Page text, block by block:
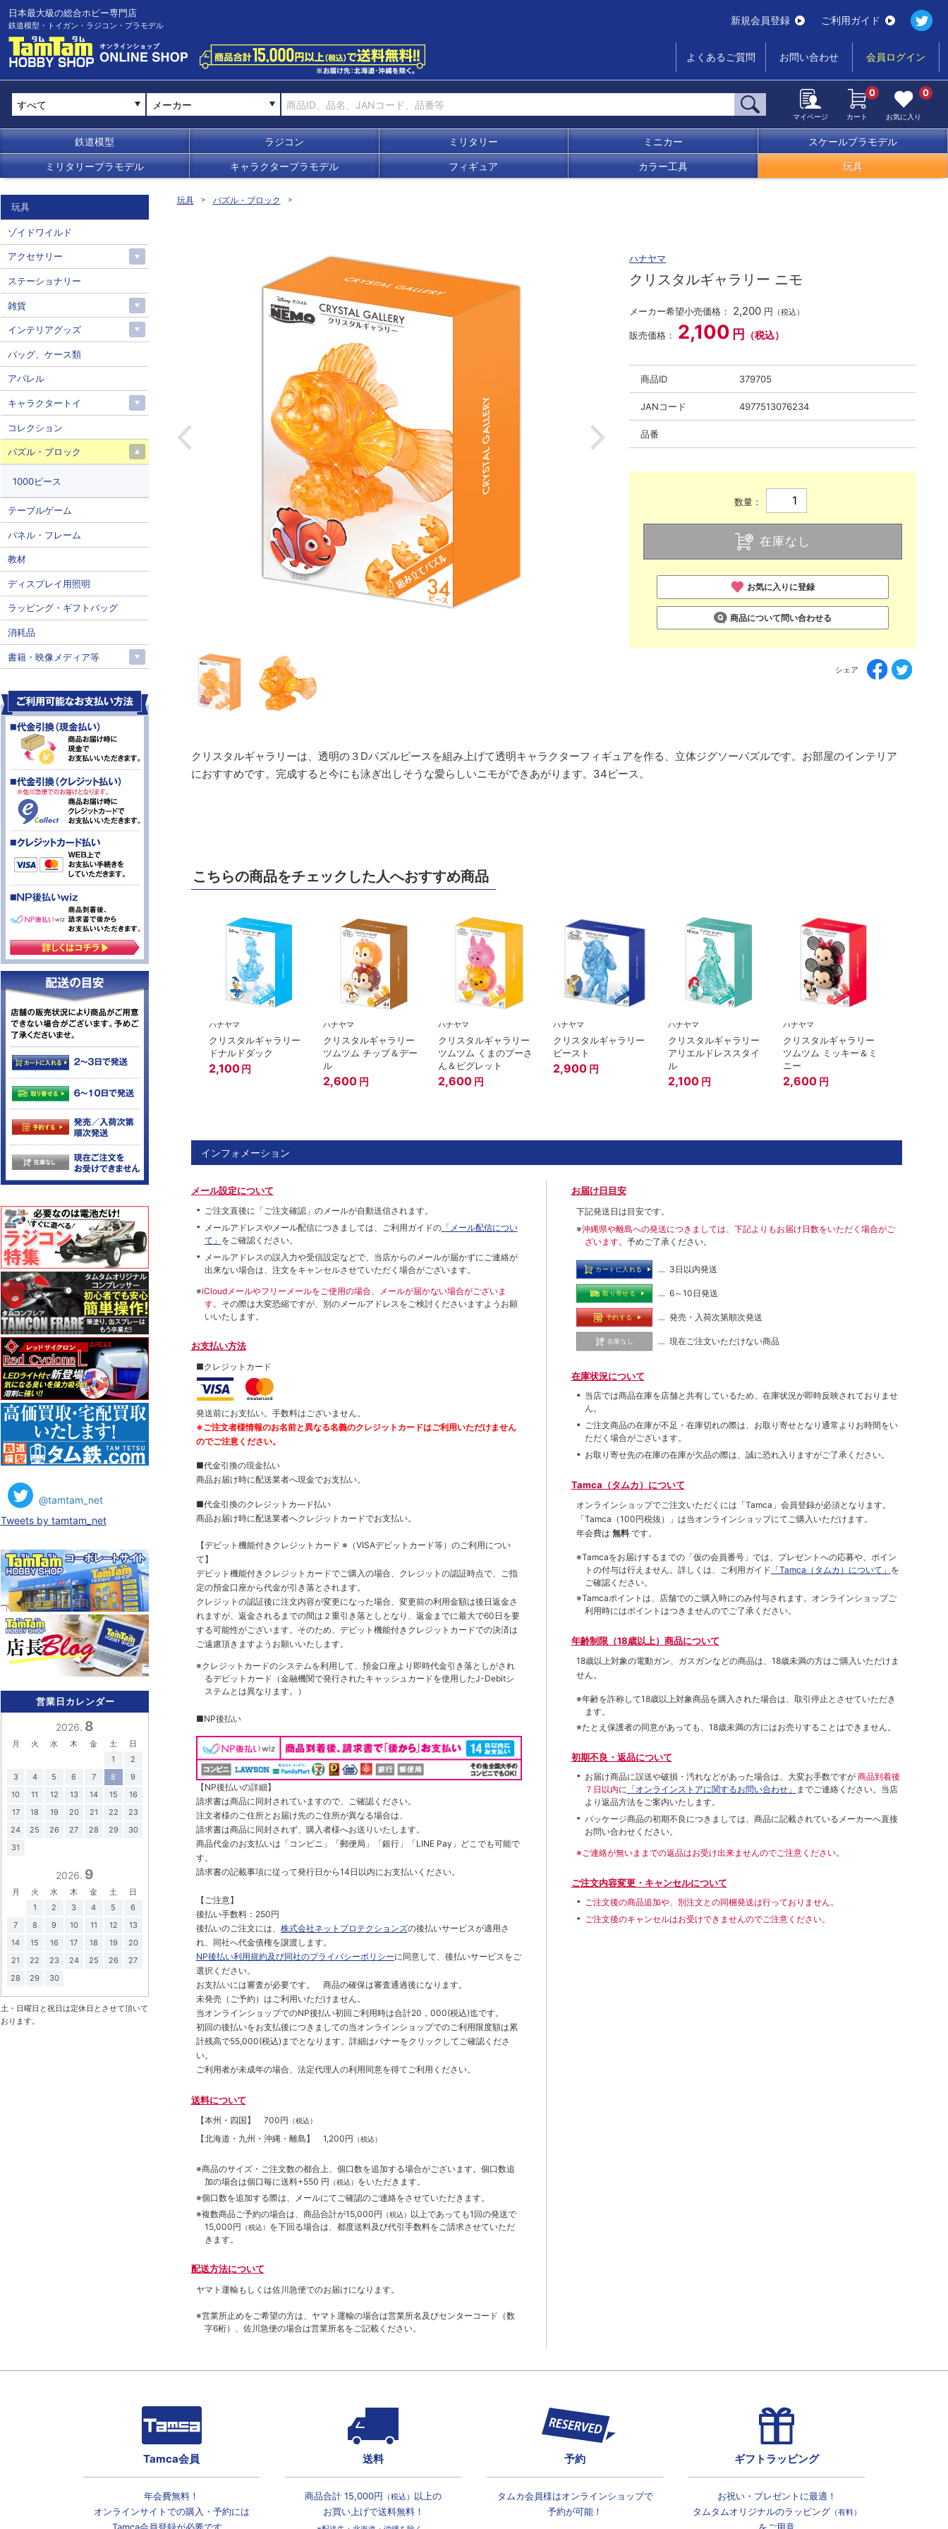
日本最大級の総合ホビー専門店
鉄道模型・トイガン・ラジコン・プラモデル 新規会員登録 ご利用ガイド
よくあるご質問 お問い合わせ 会員ログイン
メーカー
マイページ カート
0
お気に入り
0
鉄道模型 ラジコン ミリタリー ミニカー スケールプラモデル
ミリタリープラモデル キャラクタープラモデル フィギュア カラー工具 玩具
玩具 パズル・ブロック
ハナヤマ
クリスタルギャラリー ニモ
メーカー希望小売価格： 2,200 円 （税込）
販売価格： 2,100 円 （税込）
商品ID 379705
JANコード 4977513076234
品番
数量：
在庫なし
お気に入りに登録
商品について問い合わせる
シェア
クリスタルギャラリーは、透明の３Dパズルピースを組み上げて透明キャラクターフィギュアを作る、立体ジグソーパズルです。お部屋のインテリア
におすすめです。完成すると今にも泳ぎ出しそうな愛らしいニモができあがります。34ピース。
こちらの商品をチェックした人へおすすめ商品
ハナヤマ
クリスタルギャラリー
ドナルドダック
2,100 円
ハナヤマ
クリスタルギャラリー
ツムツム チップ＆デー
ル
2,600 円
ハナヤマ
クリスタルギャラリー
ツムツム くまのプーさ
ん＆ピグレット
2,600 円
ハナヤマ
クリスタルギャラリー
ビースト
2,900 円
ハナヤマ
クリスタルギャラリー
アリエルドレススタイ
ル
2,100 円
ハナヤマ
クリスタルギャラリー
ツムツム ミッキー＆ミ
ニー
2,600 円
インフォメーション
メール設定について
ご注文直後に「ご注文確認」のメールが自動送信されます。
メールアドレスやメール配信につきましては、ご利用ガイドの「メール配信につい
て」 をご確認ください。
メールアドレスの誤入力や受信設定などで、当店からのメールが届かずにご連絡が
出来ない場合は、注文をキャンセルさせていただく場合がございます。
※iCloudメールやフリーメールをご使用の場合、メールが届かない場合がございま
す。 その際は大変恐縮ですが、別のメールアドレスをご検討くださいますようお願
いいたします。
お支払い方法
■クレジットカード
発送前にお支払い。手数料はございません。
※ご注文者様情報のお名前と異なる名義のクレジットカードはご利用いただけません
のでご注意ください。
■代金引換の現金払い
商品お届け時に配送業者へ現金でお支払い。
■代金引換のクレジットカ―ド払い
商品お届け時に配送業者へクレジットカードでお支払い。
【デビット機能付きクレジットカード ※（VISAデビットカード等） のご利用につい
て】
デビット機能付きクレジットカードでご購入の場合、クレジットの認証時点で、ご指
定の預金口座から代金が引き落とされます。
クレジットの認証後に注文内容が変更になった場合、変更前の利用金額は後日返金さ
れますが、返金されるまでの間は２重引き落としとなり、返金までに最大で60日を要
する可能性がございます。そのため、デビット機能付きクレジットカードでの決済は
ご遠慮頂きますようお願いいたします。
※クレジットカードのシステムを利用して、預金口座より即時代金引き落としがされ
るデビットカード（金融機関で発行されたキャッシュカードを使用したJ-Debitシ
ステムとは異なります。）
■NP後払い
【NP後払いの詳細】
請求書は商品に同封されていますので、ご確認ください。
注文者様のご住所とお届け先のご住所が異なる場合は、
請求書は商品に同封されず、購入者様へお送りいたします。
商品代金のお支払いは「コンビニ」「郵便局」「銀行」「LINE Pay」どこでも可能で
す。
請求書の記載事項に従って発行日から14日以内にお支払いください。
【ご注意】
後払い手数料：250円
後払いのご注文には、 株式会社ネットプロテクションズの後払いサービスが適用さ
れ、同社へ代金債権を譲渡します。
NP後払い利用規約及び同社のプライバシーポリシーに同意して、後払いサービスをご
選択ください。
お支払いには審査が必要です。 商品の確保は審査通過後になります。
未発売（ご予約）はご利用いただけません。
当オンラインショップでのNP後払い初回ご利用時は合計20，000(税込)迄です。
初回の後払いをお支払後につきましての当オンラインショップでのご利用限度額は累
計残高で55,000(税込)までとなります。詳細はバナーをクリックしてご確認くださ
い。
ご利用者が未成年の場合、法定代理人の利用同意を得てご利用ください。
送料について
【本州・四国】 700円 （税込）
【北海道・九州・沖縄・離島】 1,200円 （税込）
※商品のサイズ・ご注文数の都合上、個口数を追加する場合がございます。個口数追
加の場合は個口毎に送料+550 円 （税込） をいただきます。
※個口数を追加する際は、メールにてご確認のご連絡をさせていただきます。
※複数商品ご予約の場合は、商品合計が15,000円 （税込） 以上であっても1回の発送で
15,000円 （税込） を下回る場合は、都度送料及び代引手数料をご請求させていただ
きます。
配送方法について
ヤマト運輸もしくは佐川急便でのお届けになります。
※営業所止めをご希望の方は、ヤマト運輸の場合は営業所名及びセンターコード（数
字6桁）、佐川急便の場合は営業所名をご記載ください。
お届け日目安
下記発送日は目安です。
※沖縄県や離島への発送につきましては、下記よりもお届け日数をいただく場合がご
ざいます。 予めご了承ください。
カートに入れる … 3日以内発送
取り寄せる … 6～10日発送
予約する … 発売・入荷次第順次発送
在庫なし … 現在ご注文いただけない商品
在庫状況について
当店では商品在庫を店舗と共有しているため、在庫状況が即時反映されておりませ
ん。
ご注文商品の在庫が不足・在庫切れの際は、お取り寄せとなり通常よりお時間をい
ただく場合がございます。
お取り寄せ先の在庫の在庫が欠品の際は、誠に恐れ入りますがご了承ください。
Tamca（タムカ）について
オンラインショップでご注⽂いただくには「Tamca」会員登録が必須となります。
「Tamca （100円税抜）
」は当オンラインショップにてご購⼊いただけます。
年会費は 無料 です。
※Tamcaをお届けするまでの「仮の会員番号」では、プレゼントへの応募や、ポイン
トの付与は⾏えません。詳しくは、ご利⽤ガイド 「Tamca（タムカ）について」 を
ご確認ください。
※Tamcaポイントは、店舗でのご購⼊時にのみ付与されます。オンラインショップご
利用時にはポイントはつきませんのでご了承ください。
年齢制限（18歳以上）商品について
18歳以上対象の電動ガン、ガスガンなどの商品は、18歳未満の方はご購入いただけま
せん。
※年齢を詐称して18歳以上対象商品を購入された場合は、取引停止とさせていただき
ます。
※たとえ保護者の同意があっても、18歳未満の方にはお売りすることはできません。
初期不良・返品について
お届け商品に誤送や破損・汚れなどがあった場合は、大変お手数ですが 商品到着後
７日以内に 「オンラインストアに関するお問い合わせ」 までご連絡ください。当店
より返品方法をご案内いたします。
パッケージ商品の初期不良につきましては、商品に記載されているメーカーへ直接
お問い合わせください。
※ご連絡が無いままでの返品はお受け出来ませんのでご注意ください。
ご注文内容変更・キャンセルについて
ご注文後の商品追加や、別注文との同梱発送は行っておりません。
ご注文後のキャンセルはお受けできませんのでご注意ください。
玩具
ゾイドワイルド
アクセサリー
ステーショナリー
雑貨
インテリアグッズ
バッグ、ケース類
アパレル
キャラクタートイ
コレクション
パズル・ブロック
1000ピース
テーブルゲーム
パネル・フレーム
教材
ディスプレイ用照明
ラッピング・ギフトバッグ
消耗品
書籍・映像メディア等
@tamtam_net
Tweets by tamtam_net
営業日カレンダー
2026. 8
月 火 水 木 金 土
日
1
2
3
4 5 6 7 8
9
10
11 12 13 14 15
16
17
18 19 20 21 22
23
24
25 26 27 28 29
30
31
2026. 9
月 火 水 木 金 土
日
1
2 3 4 5
6
7
8 9 10 11 12
13
14
15 16 17 18 19
20
21
22 23 24 25 26
27
28
29 30
土・日曜日と祝日は定休日とさせて頂いて
おります。
Tamca会員
年会費無料！
オンラインサイトでの購入・予約には
送料
商品合計 15,000円 （税込） 以上の
お買い上げで送料無料！
予約
タムカ会員様はオンラインショップで
予約が可能！
ギフトラッピング
お祝い・プレゼントに最適！
タムタムオリジナルのラッピング（有料）